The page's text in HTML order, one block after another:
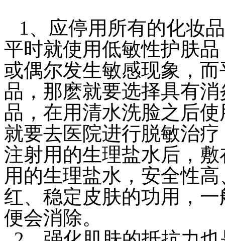
1、应停用所有的化妆
平时就使用低敏性护肤
或偶尔发生敏感现象，
品，那麽就要选择具有
品，在用清水洗脸之后
就要去医院进行脱敏治
注射用的生理盐水后，
用的生理盐水，安全性
红、稳定皮肤的功用，
便会消除。